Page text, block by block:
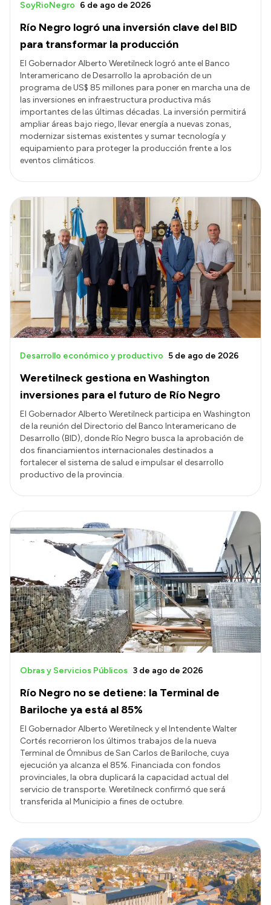
Río Negro logró una inversión clave del BID
para transformar la producción
SoyRioNegro 6 de ago de 2026
El Gobernador Alberto Weretilneck logró ante el Banco
Interamericano de Desarrollo la aprobación de un
programa de US$ 85 millones para poner en marcha una de
las inversiones en infraestructura productiva más
importantes de las últimas décadas. La inversión permitirá
ampliar áreas bajo riego, llevar energía a nuevas zonas,
modernizar sistemas existentes y sumar tecnología y
equipamiento para proteger la producción frente a los
eventos climáticos.
Weretilneck gestiona en Washington
inversiones para el futuro de Río Negro
Desarrollo económico y productivo 5 de ago de 2026
El Gobernador Alberto Weretilneck participa en Washington
de la reunión del Directorio del Banco Interamericano de
Desarrollo (BID), donde Río Negro busca la aprobación de
dos financiamientos internacionales destinados a
fortalecer el sistema de salud e impulsar el desarrollo
productivo de la provincia.
Río Negro no se detiene: la Terminal de
Bariloche ya está al 85%
Obras y Servicios Públicos 3 de ago de 2026
El Gobernador Alberto Weretilneck y el Intendente Walter
Cortés recorrieron los últimos trabajos de la nueva
Terminal de Ómnibus de San Carlos de Bariloche, cuya
ejecución ya alcanza el 85%. Financiada con fondos
provinciales, la obra duplicará la capacidad actual del
servicio de transporte. Weretilneck confirmó que será
transferida al Municipio a fines de octubre.